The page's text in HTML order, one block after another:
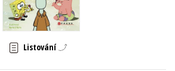
Zahraniční literatura
Všechny tituly
Listování